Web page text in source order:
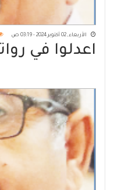
الأربعاء, 02 أكتوبر 2024 - 03:19 ص
اعدلوا في